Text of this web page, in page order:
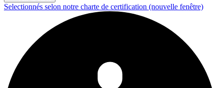
Selectionnés selon notre charte de certification (nouvelle fenêtre)